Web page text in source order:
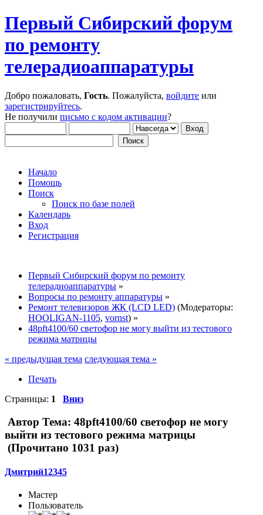
Первый Сибирский форум
по ремонту
телерадиоаппаратуры
Добро пожаловать, Гость. Пожалуйста, войдите или
зарегистрируйтесь.
Не получили письмо с кодом активации?
Начало
Помощь
Поиск
Поиск по базе полей
Календарь
Вход
Регистрация
Первый Сибирский форум по ремонту
телерадиоаппаратуры »
Вопросы по ремонту аппаратуры »
Ремонт телевизоров ЖК (LCD LED) (Модераторы:
HOOLIGAN-1105, vornst) »
48pft4100/60 светофор не могу выйти из тестового
режима матрицы
« предыдущая тема следующая тема »
Печать
Страницы: 1 Вниз
Автор Тема: 48pft4100/60 светофор не могу
выйти из тестового режима матрицы
(Прочитано 1031 раз)
Дмитрий12345
Мастер
Пользователь